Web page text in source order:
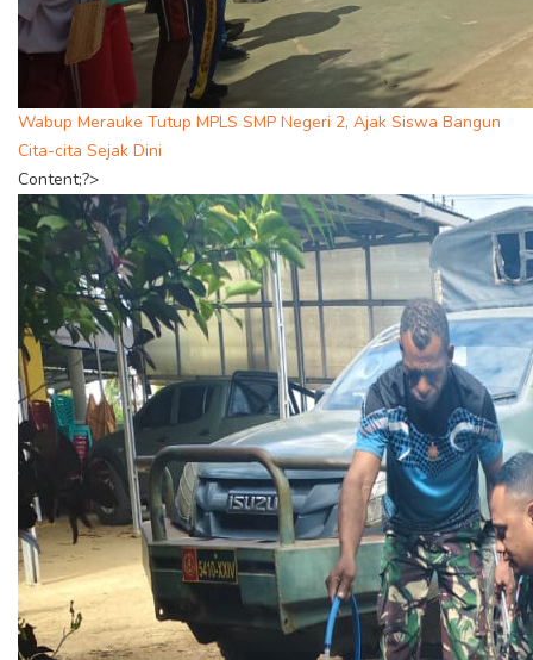
Wabup Merauke Tutup MPLS SMP Negeri 2, Ajak Siswa Bangun
Cita-cita Sejak Dini
Content;?>